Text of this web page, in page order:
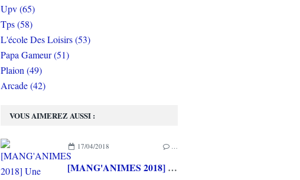
VOUS AIMEREZ AUSSI :
17/04/2018 …
[MANG'ANIMES 2018] Une 1ère édition riche en cosplay
Upv (65)
Tps (58)
L'école Des Loisirs (53)
Papa Gameur (51)
Plaion (49)
Arcade (42)